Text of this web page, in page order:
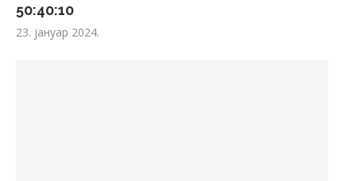
50:40:10
23. јануар 2024.